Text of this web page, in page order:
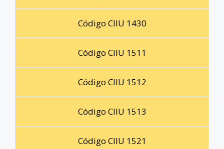
Código CIIU 1430
Código CIIU 1511
Código CIIU 1512
Código CIIU 1513
Código CIIU 1521